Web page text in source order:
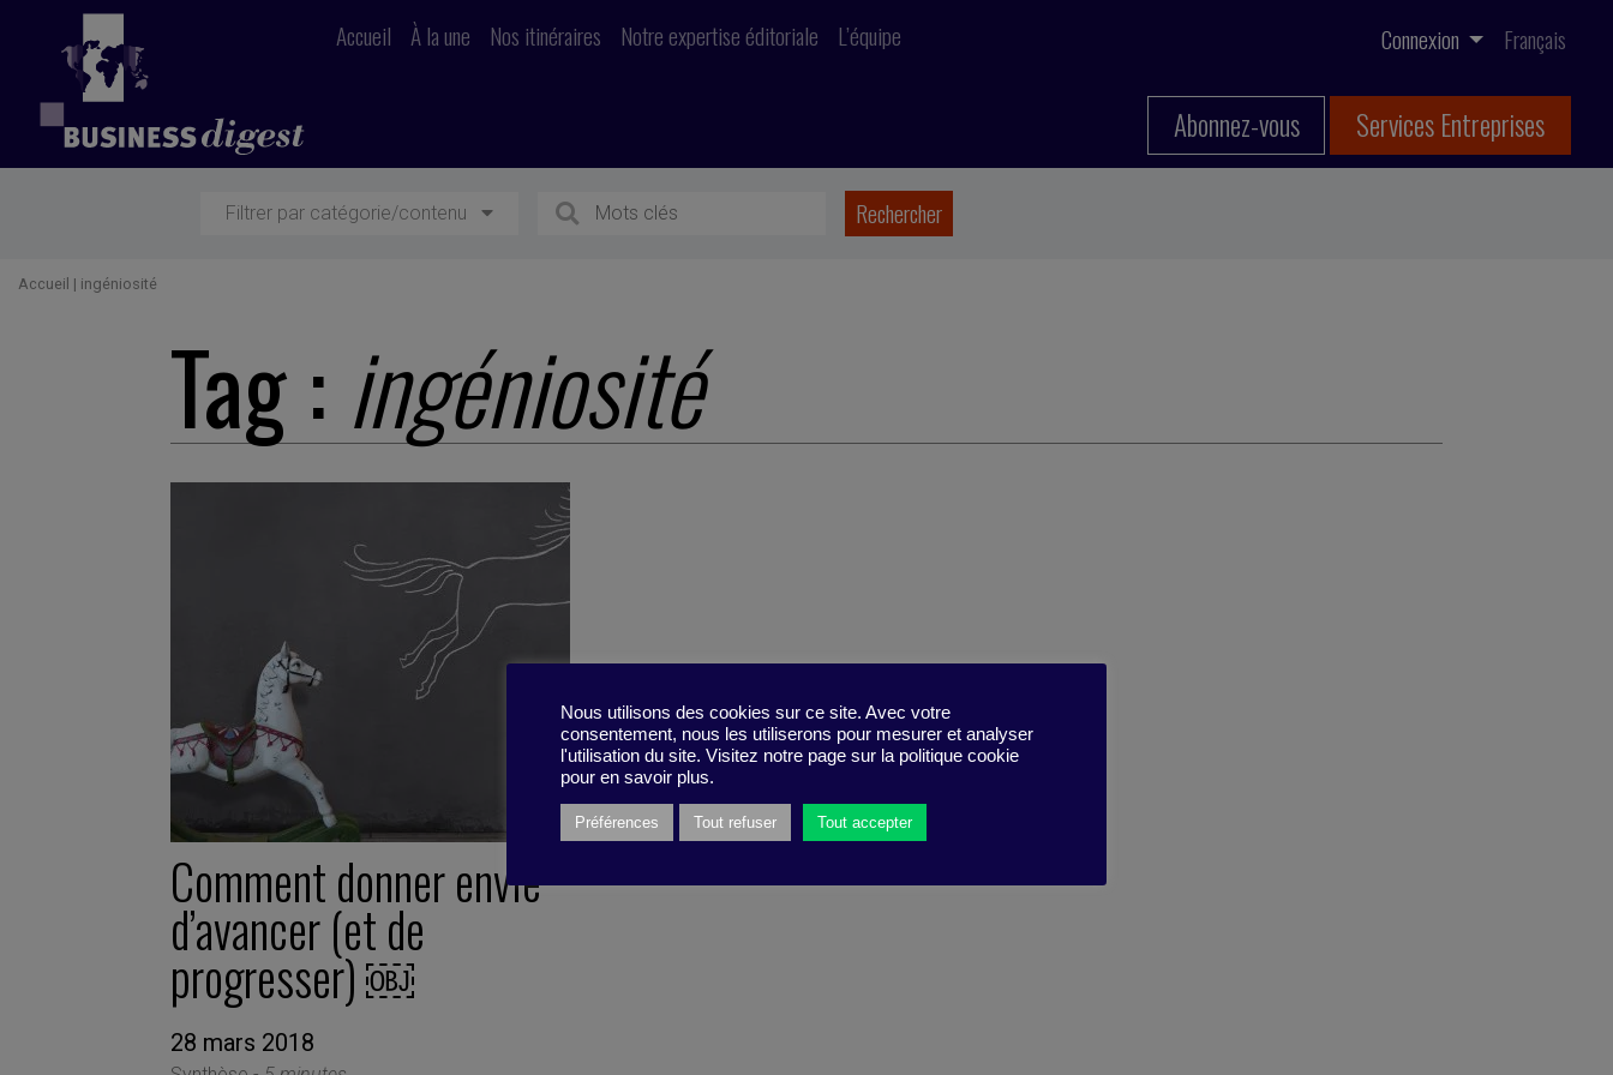
Accueil À la une Nos itinéraires Notre expertise éditoriale L’équipe Connexion Français
Abonnez-vous Services Entreprises
Filtrer par catégorie/contenu
Accueil | ingéniosité
Tag : ingéniosité
Comment donner envie
d’avancer (et de
progresser) ￼
28 mars 2018
Nous utilisons des cookies sur ce site. Avec votre
consentement, nous les utiliserons pour mesurer et analyser
l'utilisation du site. Visitez notre page sur la politique cookie
pour en savoir plus.
Préférences Tout refuser Tout accepter